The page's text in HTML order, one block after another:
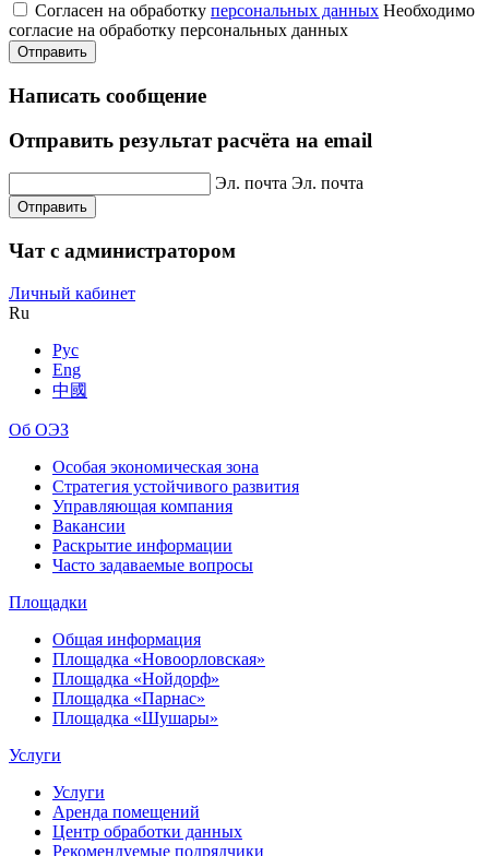
Согласен на обработку персональных данных Необходимо
согласие на обработку персональных данных
Отправить
Написать сообщение
Отправить результат расчёта на email
Эл. почта Эл. почта
Отправить
Чат с администратором
Личный кабинет
Ru
Рус
Eng
中國
Об ОЭЗ
Особая экономическая зона
Стратегия устойчивого развития
Управляющая компания
Вакансии
Раскрытие информации
Часто задаваемые вопросы
Площадки
Общая информация
Площадка «Новоорловская»
Площадка «Нойдорф»
Площадка «Парнас»
Площадка «Шушары»
Услуги
Услуги
Аренда помещений
Центр обработки данных
Рекомендуемые подрядчики